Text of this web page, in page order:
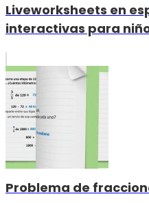
Liveworksheets en
interactivas para
Problema de